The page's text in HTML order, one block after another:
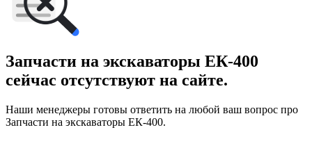
Запчасти на экскаваторы ЕК-400
сейчас отсутствуют на сайте.
Наши менеджеры готовы ответить на любой ваш вопрос про
Запчасти на экскаваторы ЕК-400.